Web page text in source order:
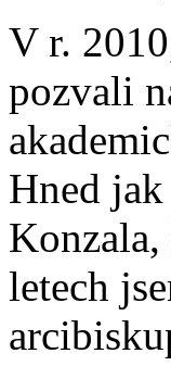
V r.
pozvali
Hned
letech